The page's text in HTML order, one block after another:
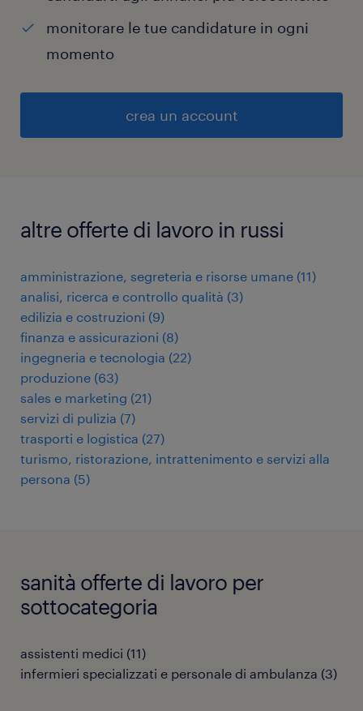
monitorare le tue candidature in ogni
momento
crea un account
altre offerte di lavoro in russi
amministrazione, segreteria e risorse umane (11)
analisi, ricerca e controllo qualità (3)
edilizia e costruzioni (9)
finanza e assicurazioni (8)
ingegneria e tecnologia (22)
produzione (63)
sales e marketing (21)
servizi di pulizia (7)
trasporti e logistica (27)
turismo, ristorazione, intrattenimento e servizi alla
persona (5)
sanità offerte di lavoro per
sottocategoria
assistenti medici (11)
infermieri specializzati e personale di ambulanza (3)